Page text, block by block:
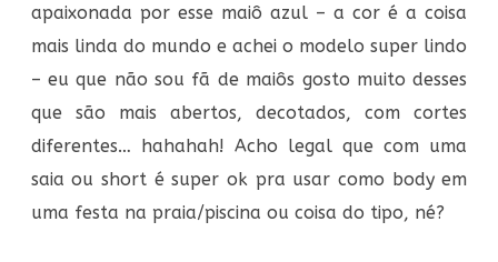
apaixonada por esse maiô azul – a cor é a coisa
mais linda do mundo e achei o modelo super lindo
– eu que não sou fã de maiôs gosto muito desses
que são mais abertos, decotados, com cortes
diferentes… hahahah! Acho legal que com uma
saia ou short é super ok pra usar como body em
uma festa na praia/piscina ou coisa do tipo, né?